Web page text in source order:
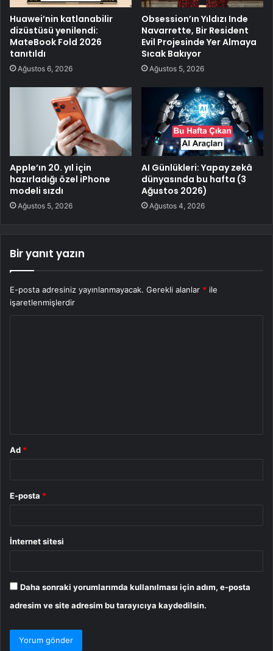
Huawei’nin katlanabilir
dizüstüsü yenilendi:
MateBook Fold 2026
tanıtıldı
Ağustos 6, 2026
Obsession’ın Yıldızı Inde
Navarrette, Bir Resident
Evil Projesinde Yer Almaya
Sıcak Bakıyor
Ağustos 5, 2026
Apple’ın 20. yıl için
hazırladığı özel iPhone
modeli sızdı
Ağustos 5, 2026
AI Günlükleri: Yapay zekâ
dünyasında bu hafta (3
Ağustos 2026)
Ağustos 4, 2026
Bir yanıt yazın
E-posta adresiniz yayınlanmayacak. Gerekli alanlar * ile
işaretlenmişlerdir
Ad *
E-posta *
İnternet sitesi
Daha sonraki yorumlarımda kullanılması için adım, e-posta
adresim ve site adresim bu tarayıcıya kaydedilsin.